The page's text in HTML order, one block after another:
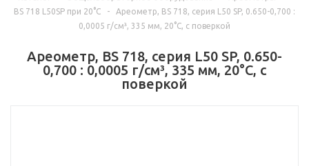
BS 718 L50SP при 20°C
-
Ареометр, BS 718, серия L50 SP, 0.650-0,700 :
0,0005 г/см³, 335 мм, 20°C, с поверкой
Ареометр, BS 718, серия L50 SP, 0.650-
0,700 : 0,0005 г/см³, 335 мм, 20°C, с
поверкой